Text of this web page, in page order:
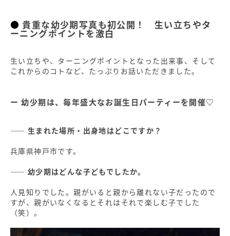
貴重な幼少期写真も初公開！ 生い立ちやタ
ーニングポイントを激白
生い立ちや、ターニングポイントとなった出来事、そして
これからのコトなど、たっぷりお話いただきました。
幼少期は、毎年盛大なお誕生日パーティーを開催♡
―― 生まれた場所・出身地はどこですか？
兵庫県神戸市です。
―― 幼少期はどんな子どもでしたか。
人見知りでした。親がいると親から離れない子だったので
すが、親がいなくなるとそれはそれで楽しむ子でした
（笑）。